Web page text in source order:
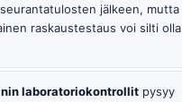
jälkeen, mutta
raskaustestaus voi silti olla
laboratoriokontrollit pysyy